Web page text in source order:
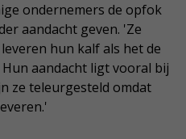
ondernemers de opfok
aandacht geven. 'Ze
hun kalf als het de
aandacht ligt vooral bij
ze teleurgesteld omdat